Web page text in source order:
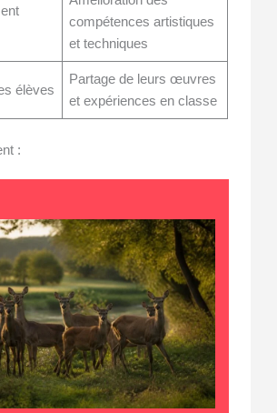
compétences artistiques
et techniques
élèves
Partage de leurs œuvres
et expériences en classe
: